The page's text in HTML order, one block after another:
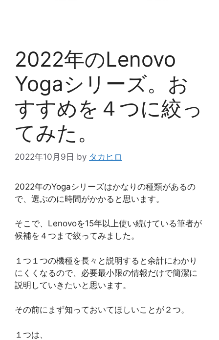
2022年のLenovo
Yogaシリーズ。お
すすめを４つに絞っ
てみた。
2022年10月9日 by タカヒロ
2022年のYogaシリーズはかなりの種類があるの
で、選ぶのに時間がかかると思います。
そこで、Lenovoを15年以上使い続けている筆者が
候補を４つまで絞ってみました。
１つ１つの機種を長々と説明すると余計にわかり
にくくなるので、必要最小限の情報だけで簡潔に
説明していきたいと思います。
その前にまず知っておいてほしいことが２つ。
１つは、